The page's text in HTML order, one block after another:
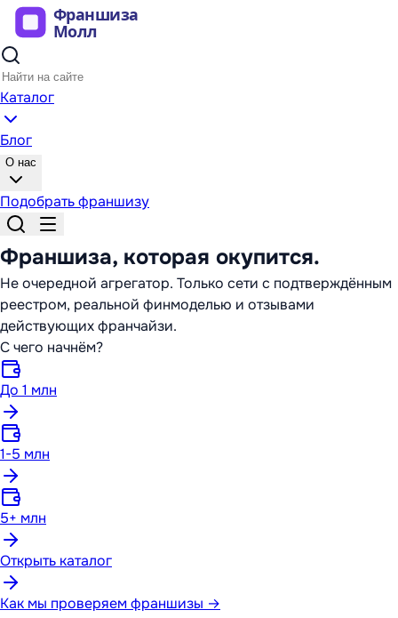
Каталог
Блог
О нас
Подобрать франшизу
Франшиза, которая окупится.
Не очередной агрегатор. Только сети с подтверждённым
реестром, реальной финмоделью и отзывами
действующих франчайзи.
С чего начнём?
До 1 млн
1-5 млн
5+ млн
Открыть каталог
Как мы проверяем франшизы →